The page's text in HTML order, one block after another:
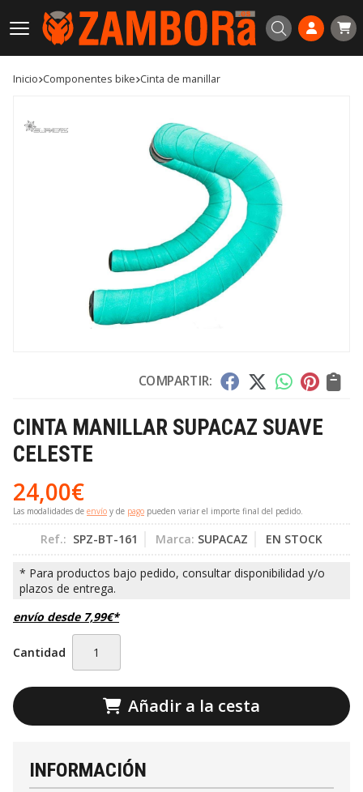
Buscar
Inicio componentes bike cinta de manillar
COMPARTIR:
CINTA MANILLAR SUPACAZ SUAVE
CELESTE
24,00€
Las modalidades de envío y de pago pueden variar el importe final del pedido.
Ref.: SPZ-BT-161 Marca: SUPACAZ EN STOCK
envío desde 7,99€*
Cantidad
Añadir a la cesta
INFORMACIÓN